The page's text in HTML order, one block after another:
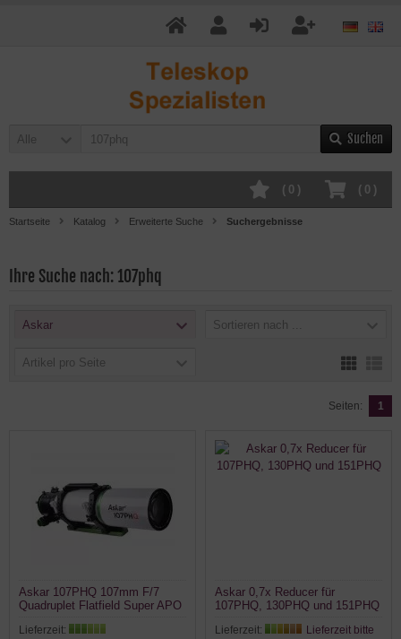
Alle Suchen
( 0 )
( 0 )
Startseite Katalog Erweiterte Suche Suchergebnisse
Ihre Suche nach: 107phq
Askar Sortieren nach ...
Artikel pro Seite
Seiten: 1
Askar 107PHQ 107mm F/7
Quadruplet Flatfield Super APO
Lieferzeit:
Askar 0,7x Reducer für
107PHQ, 130PHQ und 151PHQ
Lieferzeit:
Lieferzeit bitte